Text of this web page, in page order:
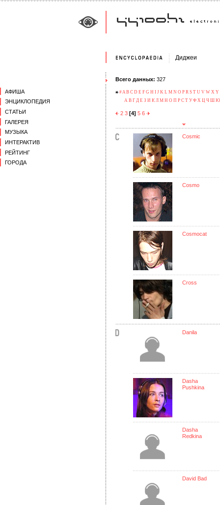
АФИША
ЭНЦИКЛОПЕДИЯ
СТАТЬИ
ГАЛЕРЕЯ
МУЗЫКА
ИНТЕРАКТИВ
РЕЙТИНГ
ГОРОДА
Диджеи
Всего данных: 327
#A B C D E F G H I J K L M N O P R S T U V W X Y
А В Г Д Е З И К Л М Н О П Р С Т У Ф Х Ц Ч Ш Ю
2 3 [4] 5 6
Cosmic
Cosmo
Cosmocat
Cross
Danila
Dasha
Pushkina
Dasha
Redkina
David Bad